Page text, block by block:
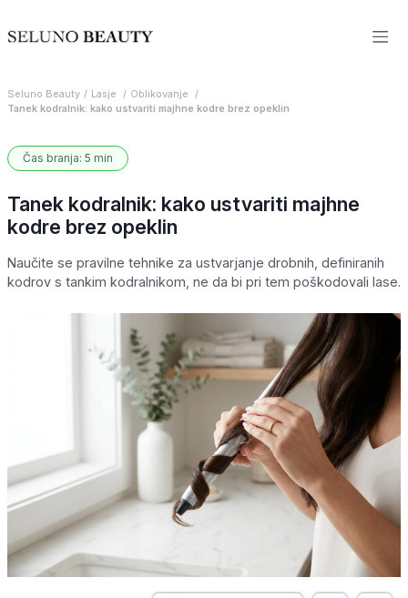
Seluno Beauty Lasje
Oblikovanje
Tanek kodralnik: kako ustvariti majhne kodre brez opeklin
Čas branja: 5 min
Tanek kodralnik: kako ustvariti majhne
kodre brez opeklin
Naučite se pravilne tehnike za ustvarjanje drobnih, definiranih
kodrov s tankim kodralnikom, ne da bi pri tem poškodovali lase.